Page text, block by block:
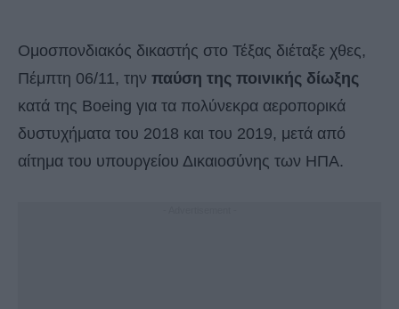
Ομοσπονδιακός δικαστής στο Τέξας διέταξε χθες,
Πέμπτη 06/11, την παύση της ποινικής δίωξης
κατά της Boeing για τα πολύνεκρα αεροπορικά
δυστυχήματα του 2018 και του 2019, μετά από
αίτημα του υπουργείου Δικαιοσύνης των ΗΠΑ.